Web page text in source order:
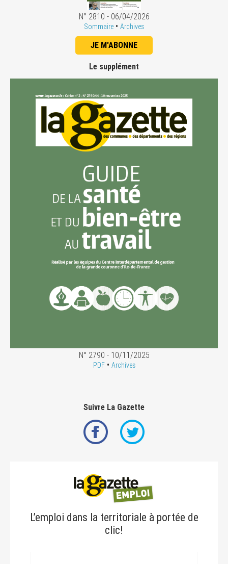
N° 2810 - 06/04/2026
Sommaire • Archives
JE M'ABONNE
Le supplément
N° 2790 - 10/11/2025
PDF• Archives
Suivre La Gazette
L’emploi dans la territoriale à portée de
clic!